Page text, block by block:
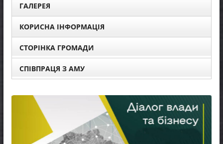
ГАЛЕРЕЯ
КОРИСНА ІНФОРМАЦІЯ
СТОРІНКА ГРОМАДИ
СПІВПРАЦЯ З АМУ